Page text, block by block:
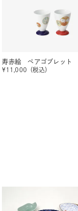
寿赤絵 ペアゴブレット
¥ 11,000 （税込）